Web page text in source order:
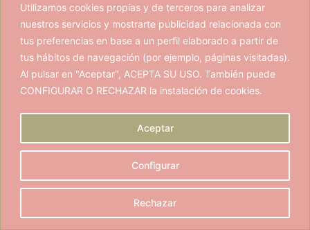
Utilizamos cookies propias y de terceros para analizar
nuestros servicios y mostrarte publicidad relacionada con
tus preferencias en base a un perfil elaborado a partir de
tus hábitos de navegación (por ejemplo, páginas visitadas).
Al pulsar en "Aceptar", ACEPTA SU USO. También puede
CONFIGURAR O RECHAZAR la instalación de cookies.
Configurar
Rechazar
Aceptar
eventosydecoracion@lujodedetalles.com
(+34) 661 464 458
Instagram
Facebook
Bodas.net